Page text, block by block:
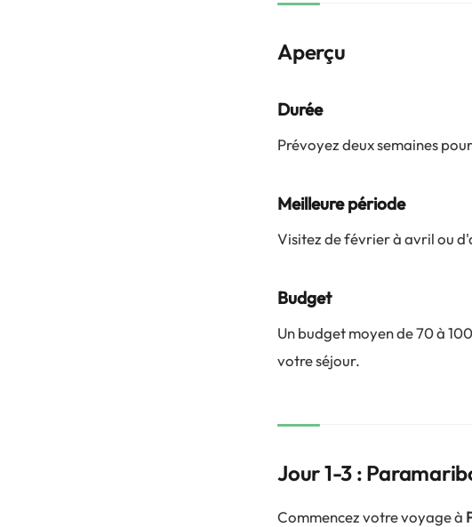
Aperçu
Durée
Prévoyez deux semaines
Meilleure période
Visitez de février à avril ou
Budget
Un budget moyen de 70 à
votre séjour.
Jour 1-3 :
Commencez votre voyage à